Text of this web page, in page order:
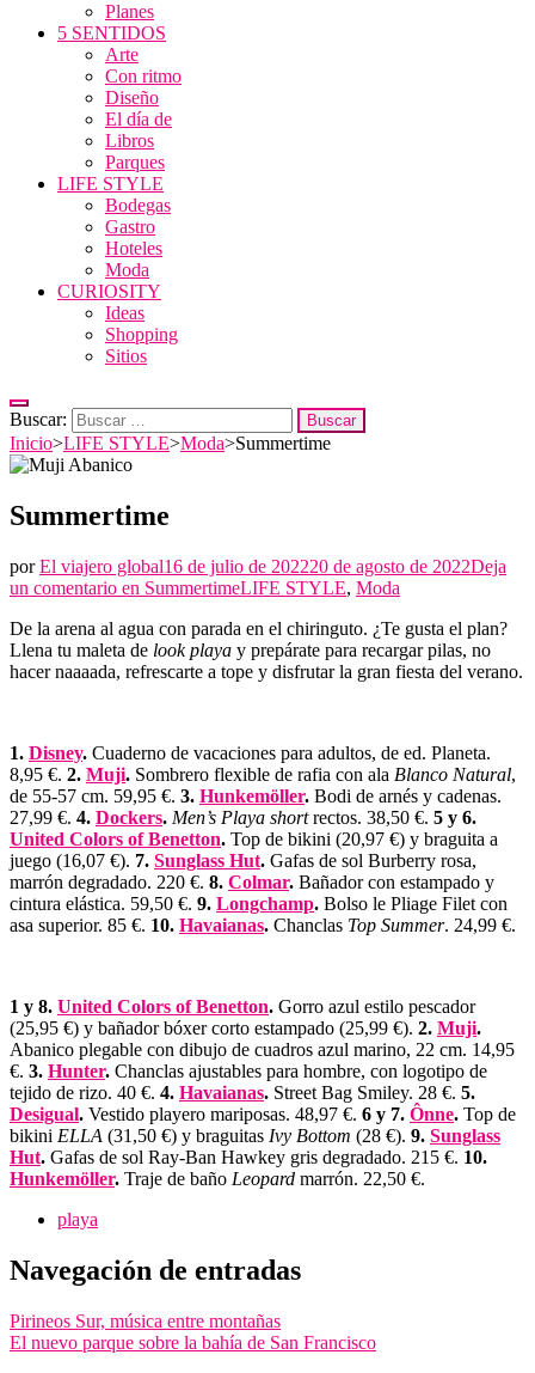
Planes
5 SENTIDOS
Arte
Con ritmo
Diseño
El día de
Libros
Parques
LIFE STYLE
Bodegas
Gastro
Hoteles
Moda
CURIOSITY
Ideas
Shopping
Sitios
Buscar:
Inicio>LIFE STYLE>Moda>Summertime
Summertime
porEl viajero global16 de julio de 202220 de agosto de 2022Deja
un comentario en SummertimeLIFE STYLE, Moda
De la arena al agua con parada en el chiringuto. ¿Te gusta el plan?
Llena tu maleta de look playa y prepárate para recargar pilas, no
hacer naaaada, refrescarte a tope y disfrutar la gran fiesta del verano.
1. Disney. Cuaderno de vacaciones para adultos, de ed. Planeta.
8,95 €. 2. Muji. Sombrero flexible de rafia con ala Blanco Natural,
de 55-57 cm. 59,95 €. 3. Hunkemöller. Bodi de arnés y cadenas.
27,99 €. 4. Dockers. Men’s Playa shortrectos. 38,50 €. 5 y 6.
United Colors of Benetton. Top de bikini (20,97 €) y braguita a
juego (16,07 €). 7. Sunglass Hut. Gafas de sol Burberry rosa,
marrón degradado. 220 €. 8. Colmar. Bañador con estampado y
cintura elástica. 59,50 €. 9. Longchamp. Bolso le Pliage Filet con
asa superior. 85 €. 10. Havaianas. Chanclas Top Summer. 24,99 €.
1 y 8. United Colors of Benetton. Gorro azul estilo pescador
(25,95 €) y bañador bóxer corto estampado (25,99 €). 2. Muji.
Abanico plegable con dibujo de cuadros azul marino, 22 cm. 14,95
€. 3. Hunter. Chanclas ajustables para hombre, con logotipo de
tejido de rizo. 40 €. 4. Havaianas. Street Bag Smiley. 28 €. 5.
Desigual. Vestido playero mariposas. 48,97 €. 6 y 7. Ônne. Top de
bikini ELLA (31,50 €) y braguitas Ivy Bottom (28 €). 9. Sunglass
Hut. Gafas de sol Ray-Ban Hawkey gris degradado. 215 €. 10.
Hunkemöller. Traje de baño Leopard marrón. 22,50 €.
playa
Navegación de entradas
Pirineos Sur, música entre montañas
El nuevo parque sobre la bahía de San Francisco